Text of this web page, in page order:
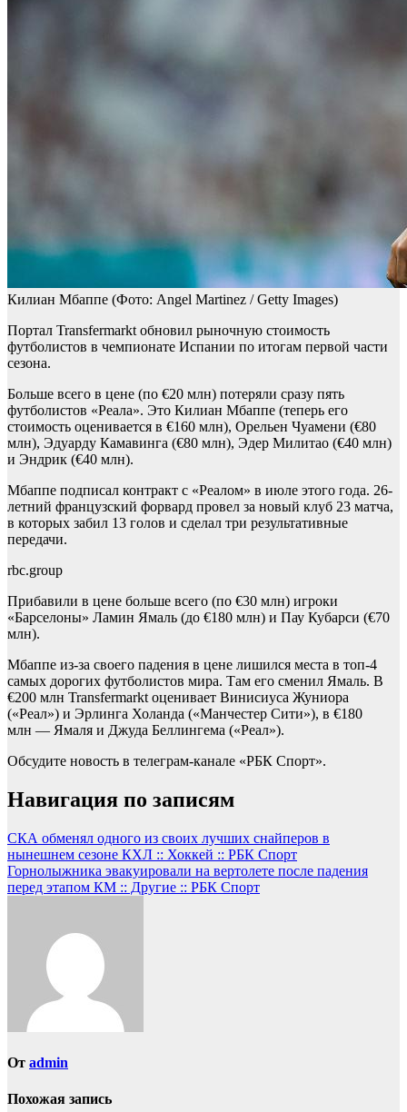
Килиан Мбаппе (Фото: Angel Martinez / Getty Images)
Портал Transfermarkt обновил рыночную стоимость
футболистов в чемпионате Испании по итогам первой части
сезона.
Больше всего в цене (по €20 млн) потеряли сразу пять
футболистов «Реала». Это Килиан Мбаппе (теперь его
стоимость оценивается в €160 млн), Орельен Чуамени (€80
млн), Эдуарду Камавинга (€80 млн), Эдер Милитао (€40 млн)
и Эндрик (€40 млн).
Мбаппе подписал контракт с «Реалом» в июле этого года. 26-
летний французский форвард провел за новый клуб 23 матча,
в которых забил 13 голов и сделал три результативные
передачи.
rbc.group
Прибавили в цене больше всего (по €30 млн) игроки
«Барселоны» Ламин Ямаль (до €180 млн) и Пау Кубарси (€70
млн).
Мбаппе из-за своего падения в цене лишился места в топ-4
самых дорогих футболистов мира. Там его сменил Ямаль. В
€200 млн Transfermarkt оценивает Винисиуса Жуниора
(«Реал») и Эрлинга Холанда («Манчестер Сити»), в €180
млн — Ямаля и Джуда Беллингема («Реал»).
Обсудите новость в телеграм-канале «РБК Спорт».
Навигация по записям
СКА обменял одного из своих лучших снайперов в
нынешнем сезоне КХЛ :: Хоккей :: РБК Спорт
Горнолыжника эвакуировали на вертолете после падения
перед этапом КМ :: Другие :: РБК Спорт
От admin
Похожая запись